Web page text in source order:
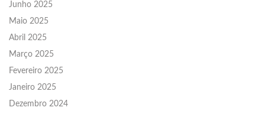
Junho 2025
Maio 2025
Abril 2025
Março 2025
Fevereiro 2025
Janeiro 2025
Dezembro 2024